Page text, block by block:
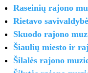
Raseinių rajono
Rietavo
Skuodo rajono
Šiaulių miesto ir
Šilalės rajono